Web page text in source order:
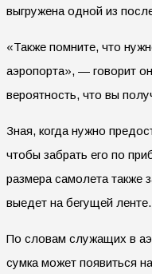
выгружена одной из
«Также помните, что
аэропорта», — говорит
вероятность, что вы
Зная, когда нужно
чтобы забрать его по
размера самолета также
выедет на бегущей ленте.
По словам служащих в
сумка может появиться